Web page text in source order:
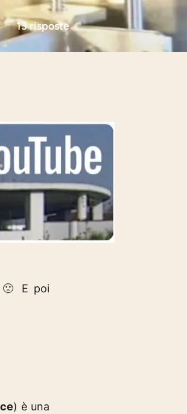
13 risposte
🙁 E poi
) è una